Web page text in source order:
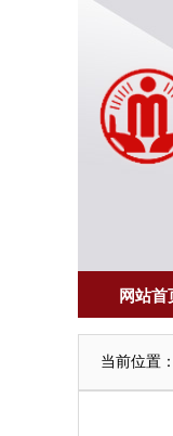
网站首
当前位置：